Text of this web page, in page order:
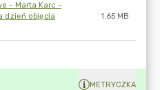
- Marta Karc -
dzień objęcia
1.65 MB
METRYCZKA